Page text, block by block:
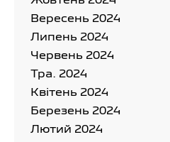
Вересень 2024
Липень 2024
Червень 2024
Тра. 2024
Квітень 2024
Березень 2024
Лютий 2024